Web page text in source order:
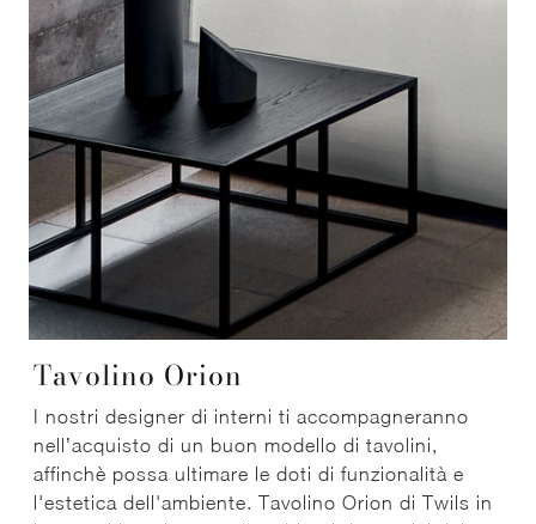
Tavolino Orion
I nostri designer di interni ti accompagneranno
nell’acquisto di un buon modello di tavolini,
affinchè possa ultimare le doti di funzionalità e
l'estetica dell'ambiente. Tavolino Orion di Twils in